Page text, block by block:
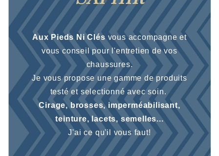
Aux Pieds Ni Clésvous accompagne et
vous conseil pour l'entretien de vos
chaussures.
Je vous propose une gamme de produits
testé et selectionné avec soin.
Cirage, brosses, imperméabilisant,
teinture, lacets, semelles...
J'ai ce qu'il vous faut!